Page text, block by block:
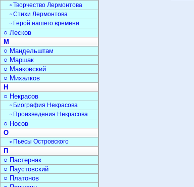
▫ Творчество Лермонтова
▫ Стихи Лермонтова
▫ Герой нашего времени
○ Лесков
М
○ Мандельштам
○ Маршак
○ Маяковский
○ Михалков
Н
○ Некрасов
▫ Биография Некрасова
▫ Произведения Некрасова
○ Носов
О
▫ Пьесы Островского
П
○ Пастернак
○ Паустовский
○ Платонов